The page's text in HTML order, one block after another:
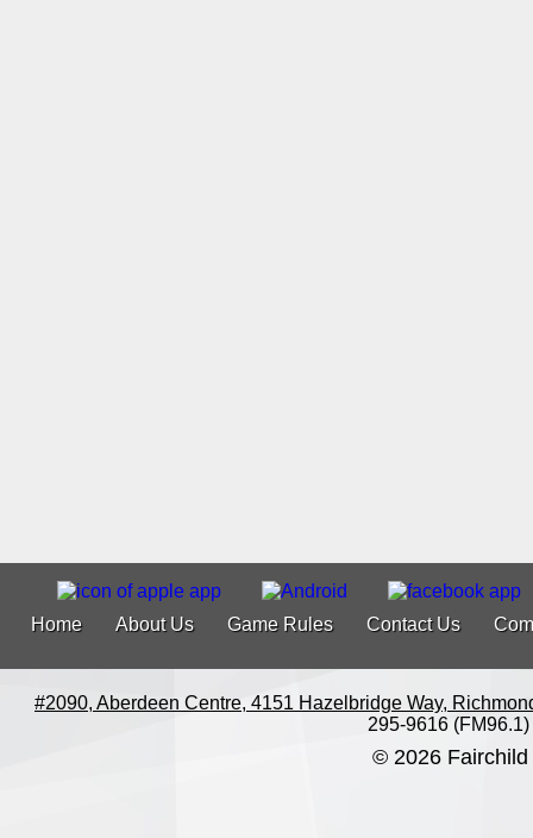
Home About Us Game Rules Contact Us
#2090, Aberdeen Centre, 4151 Hazelbridge Way,
295-9616 (FM96.1)
© 2026 Fairchild